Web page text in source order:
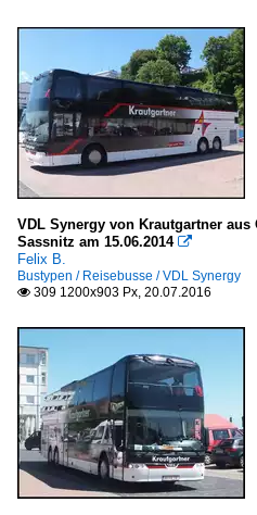
VDL Synergy von Krautgartner
Sassnitz am 15.06.2014 
Felix B.
Bustypen / Reisebusse / VDL Synergy
 309 1200x903 Px, 20.07.2016